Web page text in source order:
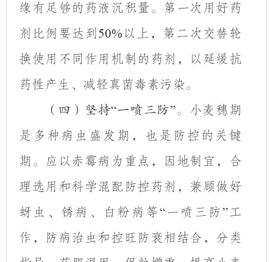
缘有足够的药液沉积量 。 第一次用好药
剂比例要达到 50% 以上 ，第二次交替轮
换使用不同作用机制的药剂，以延缓抗
药性产生、减轻真菌毒素污染。
（四）坚持“一喷三防”。 小麦穗期
是多种病虫盛发期，也是防控的关键
期。应以赤霉病为重点，因地制宜，合
理选用和科学混配防控药剂，兼顾做好
蚜虫、锈病、白粉病等“一喷三防”工
作，
防病治虫和控旺防衰相结合，分类